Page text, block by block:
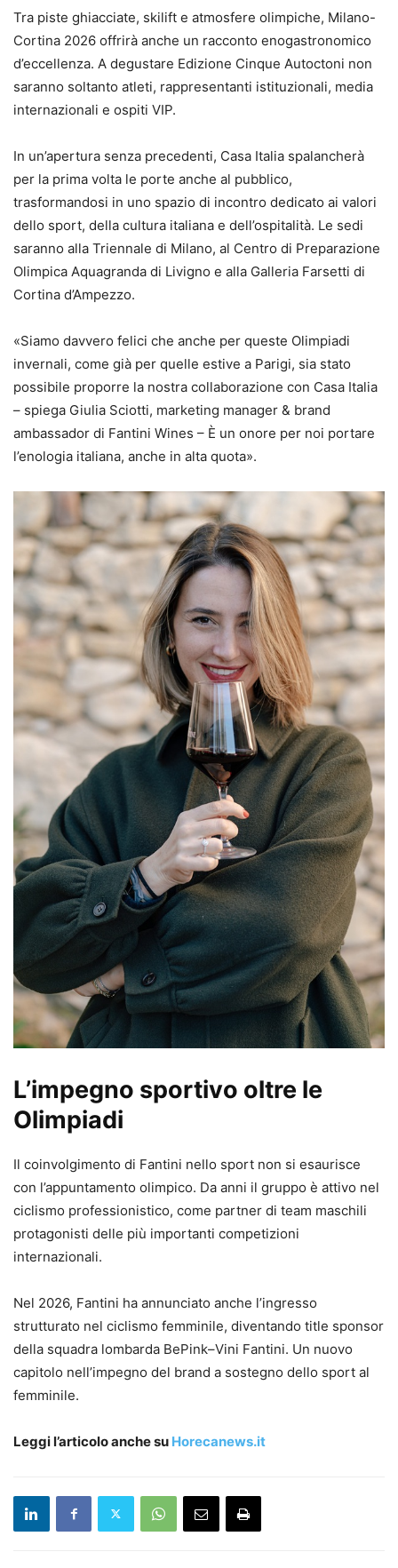
Tra piste ghiacciate, skilift e atmosfere olimpiche, Milano-
Cortina 2026 offrirà anche un racconto enogastronomico
d’eccellenza. A degustare Edizione Cinque Autoctoni non
saranno soltanto atleti, rappresentanti istituzionali, media
internazionali e ospiti VIP.
In un’apertura senza precedenti, Casa Italia spalancherà
per la prima volta le porte anche al pubblico,
trasformandosi in uno spazio di incontro dedicato ai valori
dello sport, della cultura italiana e dell’ospitalità. Le sedi
saranno alla Triennale di Milano, al Centro di Preparazione
Olimpica Aquagranda di Livigno e alla Galleria Farsetti di
Cortina d’Ampezzo.
«Siamo davvero felici che anche per queste Olimpiadi
invernali, come già per quelle estive a Parigi, sia stato
possibile proporre la nostra collaborazione con Casa Italia
– spiega Giulia Sciotti, marketing manager & brand
ambassador di Fantini Wines – È un onore per noi portare
l’enologia italiana, anche in alta quota».
L’impegno sportivo oltre le
Olimpiadi
Il coinvolgimento di Fantini nello sport non si esaurisce
con l’appuntamento olimpico. Da anni il gruppo è attivo nel
ciclismo professionistico, come partner di team maschili
protagonisti delle più importanti competizioni
internazionali.
Nel 2026, Fantini ha annunciato anche l’ingresso
strutturato nel ciclismo femminile, diventando title sponsor
della squadra lombarda BePink–Vini Fantini. Un nuovo
capitolo nell’impegno del brand a sostegno dello sport al
femminile.
Leggi l’articolo anche su Horecanews.it